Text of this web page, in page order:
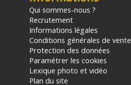
Qui sommes-nous ?
Recrutement
Informations légales
Conditions générales de vente
Protection des données
Paramétrer les cookies
Lexique photo et vidéo
Plan du site